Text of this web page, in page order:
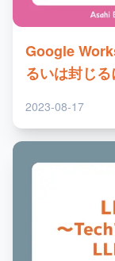
Google
るいは封じ
2023-08-17